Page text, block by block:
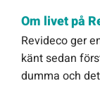
Kontakt
Fråga Astrid
Om livet på
Revideco ger
känt sedan
dumma och